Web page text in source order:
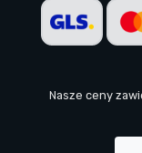
Nasze ceny